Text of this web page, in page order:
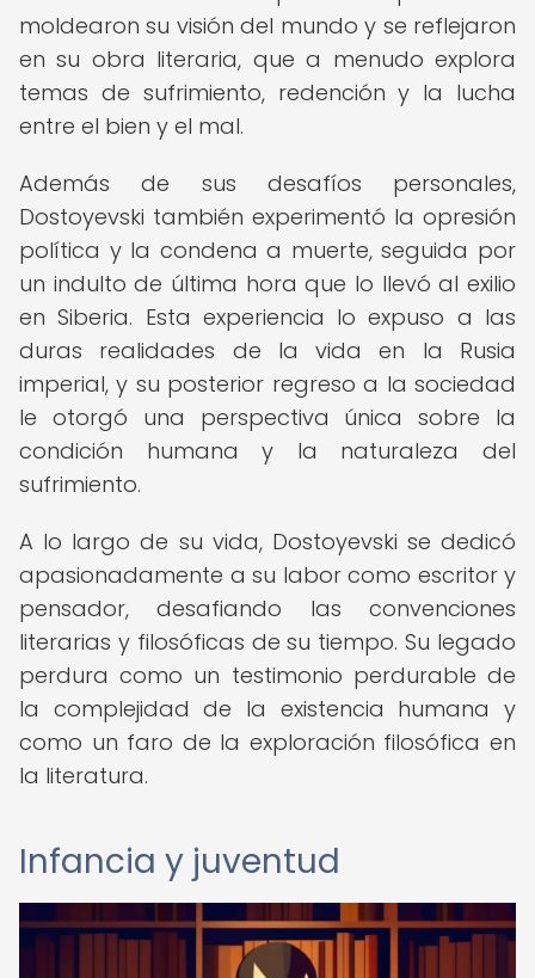
moldearon su visión del mundo y se reflejaron
en su obra literaria, que a menudo explora
temas de sufrimiento, redención y la lucha
entre el bien y el mal.
Además de sus desafíos personales,
Dostoyevski también experimentó la opresión
política y la condena a muerte, seguida por
un indulto de última hora que lo llevó al exilio
en Siberia. Esta experiencia lo expuso a las
duras realidades de la vida en la Rusia
imperial, y su posterior regreso a la sociedad
le otorgó una perspectiva única sobre la
condición humana y la naturaleza del
sufrimiento.
A lo largo de su vida, Dostoyevski se dedicó
apasionadamente a su labor como escritor y
pensador, desafiando las convenciones
literarias y filosóficas de su tiempo. Su legado
perdura como un testimonio perdurable de
la complejidad de la existencia humana y
como un faro de la exploración filosófica en
la literatura.
Infancia y juventud